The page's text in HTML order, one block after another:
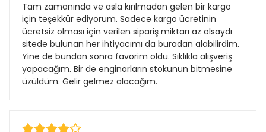
Tam zamanında ve asla kırılmadan gelen bir kargo
için teşekkür ediyorum. Sadece kargo ücretinin
ücretsiz olması için verilen sipariş miktarı az olsaydı
sitede bulunan her ihtiyacımı da buradan alabilirdim.
Yine de bundan sonra favorim oldu. Sıklıkla alışveriş
yapacağım. Bir de enginarların stokunun bitmesine
üzüldüm. Gelir gelmez alacağım.